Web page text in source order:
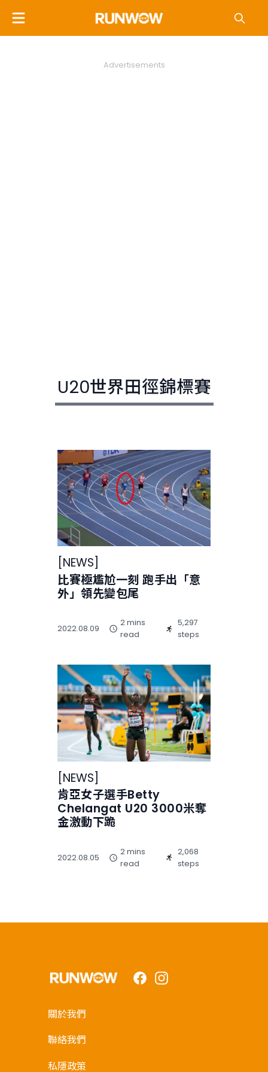
Advertisements
U20世界田徑錦標賽
NEWS
比賽極尷尬一刻 跑手出「意
外」領先變包尾
2022.08.09
2 mins
read
5,297
steps
[NEWS]
肯亞女子選手Betty
Chelangat U20 3000米奪
金激動下跪
2022.08.05
2 mins
read
2,068
steps
FacebookInstagram
關於我們
聯絡我們
私隱政策